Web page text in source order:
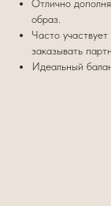
Отлично
образ.
Часто
заказывать
Идеальный